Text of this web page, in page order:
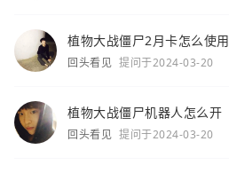
植物大战僵尸2月卡怎么使用
回头看见 提问于2024-03-20
植物大战僵尸机器人怎么开
回头看见 提问于2024-03-20